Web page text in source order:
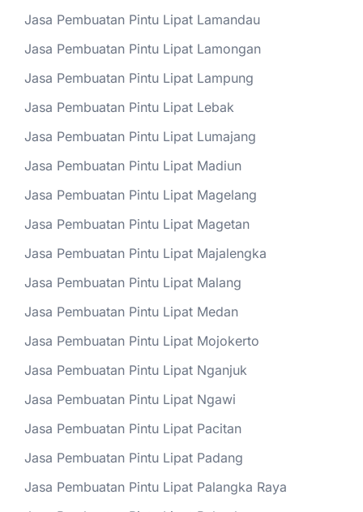
Jasa Pembuatan Pintu Lipat Lamandau
Jasa Pembuatan Pintu Lipat Lamongan
Jasa Pembuatan Pintu Lipat Lampung
Jasa Pembuatan Pintu Lipat Lebak
Jasa Pembuatan Pintu Lipat Lumajang
Jasa Pembuatan Pintu Lipat Madiun
Jasa Pembuatan Pintu Lipat Magelang
Jasa Pembuatan Pintu Lipat Magetan
Jasa Pembuatan Pintu Lipat Majalengka
Jasa Pembuatan Pintu Lipat Malang
Jasa Pembuatan Pintu Lipat Medan
Jasa Pembuatan Pintu Lipat Mojokerto
Jasa Pembuatan Pintu Lipat Nganjuk
Jasa Pembuatan Pintu Lipat Ngawi
Jasa Pembuatan Pintu Lipat Pacitan
Jasa Pembuatan Pintu Lipat Padang
Jasa Pembuatan Pintu Lipat Palangka Raya